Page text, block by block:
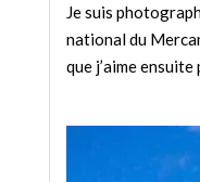
Je suis
national du
que j’aime